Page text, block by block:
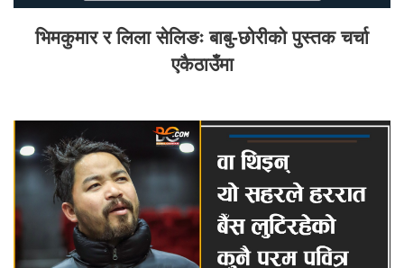
भिमकुमार र लिला सेलिङः बाबु-छोरीको पुस्तक चर्चा
एकैठाउँमा